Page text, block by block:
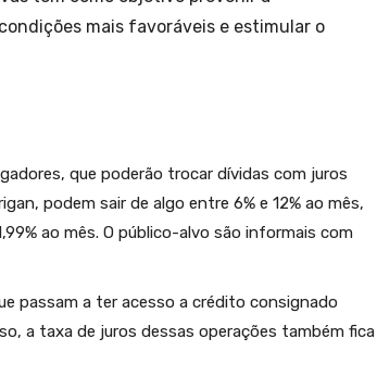
mais favoráveis e estimular o
que poderão trocar dívidas com juros
podem sair de algo entre 6% e 12% ao mês,
ao mês. O público-alvo são informais com
passam a ter acesso a crédito consignado
a taxa de juros dessas operações também fica